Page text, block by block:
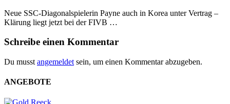
Neue SSC-Diagonalspielerin Payne auch in Korea unter Vertrag –
Klärung liegt jetzt bei der FIVB …
Schreibe einen Kommentar
Du musst angemeldet sein, um einen Kommentar abzugeben.
ANGEBOTE